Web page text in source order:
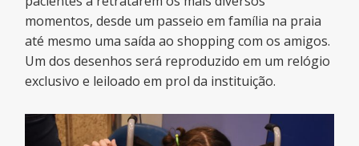
momentos, desde um passeio em família na praia
até mesmo uma saída ao shopping com os amigos.
Um dos desenhos será reproduzido em um relógio
exclusivo e leiloado em prol da instituição.